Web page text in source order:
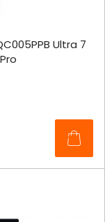
Ultra 7